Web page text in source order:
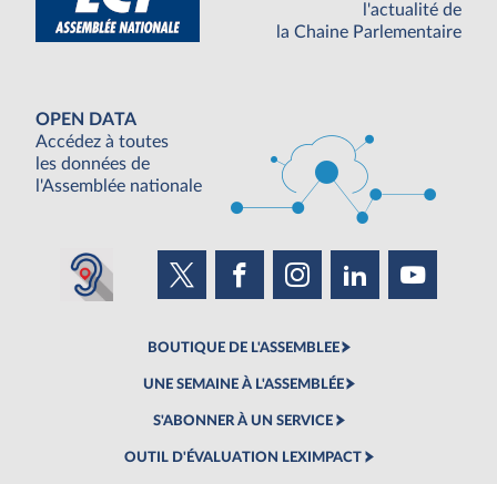
l'actualité de
la Chaine Parlementaire
OPEN DATA
Accédez à toutes
les données de
l'Assemblée nationale
BOUTIQUE DE L'ASSEMBLEE
UNE SEMAINE À L'ASSEMBLÉE
S'ABONNER À UN SERVICE
OUTIL D'ÉVALUATION LEXIMPACT